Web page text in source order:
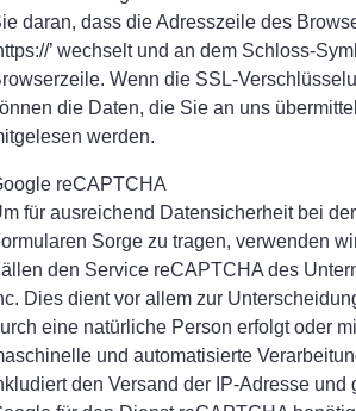
daran, dass die Adresszeile des
’ wechselt und an dem Schloss-
Wenn die SSL-
die Daten, die Sie an uns
werden.
reCAPTCHA
für ausreichend Datensicherheit bei
Sorge zu tragen, verwenden
den Service reCAPTCHA des
Dies dient vor allem zur
eine natürliche Person erfolgt oder
und automatisierte
den Versand der IP-Adresse und